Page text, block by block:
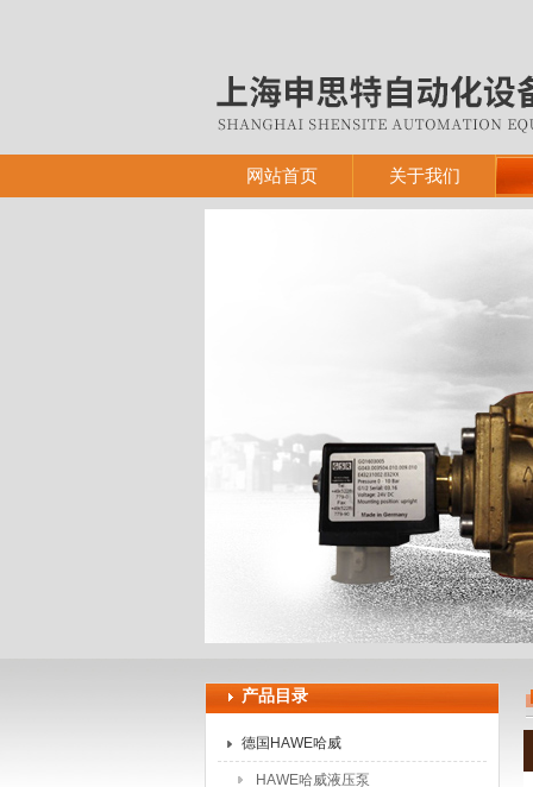
上海申思特自动化设备有限公司
网站首页 关于我们
产品目录
德国HAWE哈威
HAWE哈威液压泵